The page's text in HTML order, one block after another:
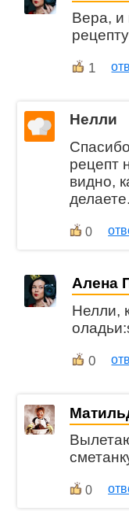
Вера, и
1
Нелли
рецепт
видно,
0
Алена
Нелли,
0
0